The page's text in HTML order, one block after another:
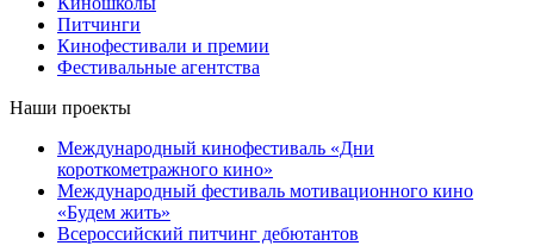
Питчинги
Кинофестивали и премии
Фестивальные агентства
Наши проекты
Международный кинофестиваль «Дни
короткометражного кино»
Международный фестиваль мотивационного кино
«Будем жить»
Всероссийский питчинг дебютантов